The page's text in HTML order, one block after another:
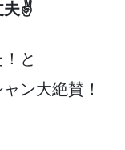
夫✌
と
ン大絶賛！